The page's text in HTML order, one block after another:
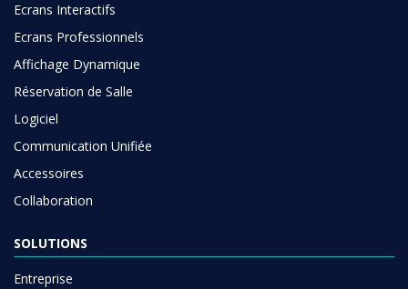
Ecrans Interactifs
Ecrans Professionnels
Affichage Dynamique
Réservation de Salle
Logiciel
Communication Unifiée
Accessoires
Collaboration
SOLUTIONS
Entreprise